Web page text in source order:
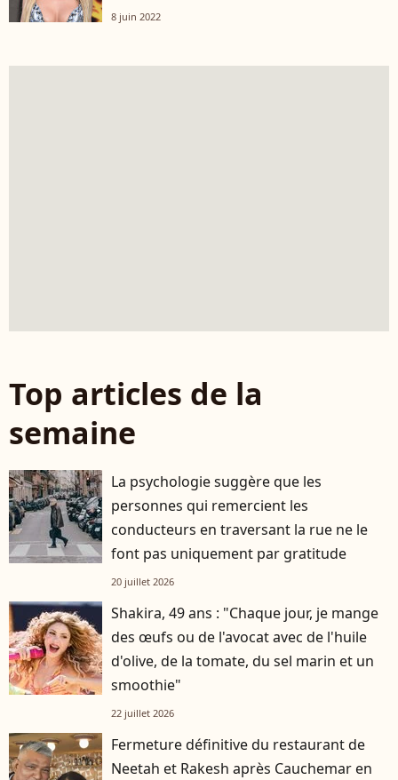
8 juin 2022
Top articles de la
semaine
La psychologie suggère que les
personnes qui remercient les
conducteurs en traversant la rue ne le
font pas uniquement par gratitude
20 juillet 2026
Shakira, 49 ans : "Chaque jour, je mange
des œufs ou de l'avocat avec de l'huile
d'olive, de la tomate, du sel marin et un
smoothie"
22 juillet 2026
Fermeture définitive du restaurant de
Neetah et Rakesh après Cauchemar en